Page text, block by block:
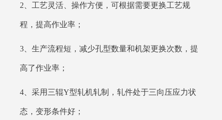
2、工艺灵活、操作方便，可根据需要更换工艺规
程，提高作业率；
3、生产流程短，减少孔型数量和机架更换次数，提
高了作业率；
4、采用三辊Y型轧机轧制，轧件处于三向压应力状
态，变形条件好；